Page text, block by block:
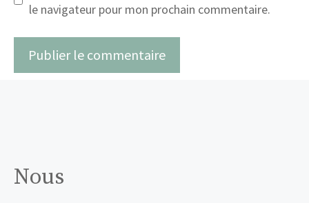
le navigateur pour mon prochain commentaire.
Nous